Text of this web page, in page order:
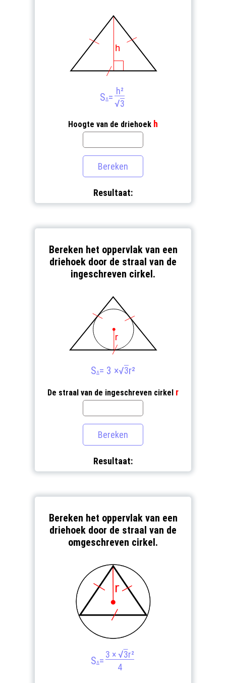
SΔ=
h²
√3
Hoogte van de driehoek h
Resultaat:
Bereken het oppervlak van een
driehoek door de straal van de
ingeschreven cirkel.
SΔ= 3 ×√3r²
De straal van de ingeschreven cirkel r
Resultaat:
Bereken het oppervlak van een
driehoek door de straal van de
omgeschreven cirkel.
SΔ=
3 ×√3r²
4